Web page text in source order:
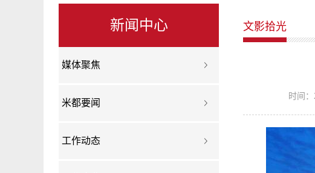
新闻中心
媒体聚焦
米都要闻
工作动态
文影拾光
时间